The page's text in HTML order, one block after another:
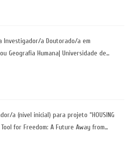
Investigador/a Doutorado/a em
Geografia Humana| Universidade de
29 de maio 2026
a (nível inicial) para projeto “HOUSING
Tool for Freedom: A Future Away from